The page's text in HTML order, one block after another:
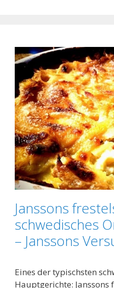
Janssons
schwedisches
– Janssons
Eines der typischsten
Hauptgerichte: Janssons